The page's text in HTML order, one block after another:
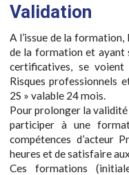
Validation
A l’issue de la
de la formation et ayant
certificatives, se voient
Risques professionnels
2S » valable 24 mois.
Pour prolonger la
participer à une
compétences d’acteur
heures et de satisfaire
Ces formations